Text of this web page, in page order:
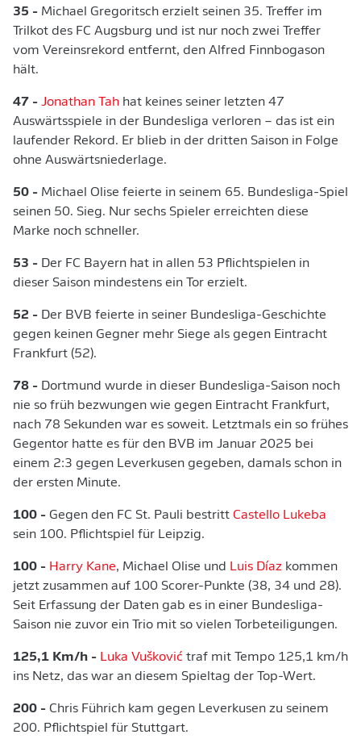
35 - Michael Gregoritsch erzielt seinen 35. Treffer im
Trilkot des FC Augsburg und ist nur noch zwei Treffer
vom Vereinsrekord entfernt, den Alfred Finnbogason
hält.
47 - Jonathan Tah hat keines seiner letzten 47
Auswärtsspiele in der Bundesliga verloren – das ist ein
laufender Rekord. Er blieb in der dritten Saison in Folge
ohne Auswärtsniederlage.
50 - Michael Olise feierte in seinem 65. Bundesliga-Spiel
seinen 50. Sieg. Nur sechs Spieler erreichten diese
Marke noch schneller.
53 - Der FC Bayern hat in allen 53 Pflichtspielen in
dieser Saison mindestens ein Tor erzielt.
52 - Der BVB feierte in seiner Bundesliga-Geschichte
gegen keinen Gegner mehr Siege als gegen Eintracht
Frankfurt (52).
78 - Dortmund wurde in dieser Bundesliga-Saison noch
nie so früh bezwungen wie gegen Eintracht Frankfurt,
nach 78 Sekunden war es soweit. Letztmals ein so frühes
Gegentor hatte es für den BVB im Januar 2025 bei
einem 2:3 gegen Leverkusen gegeben, damals schon in
der ersten Minute.
100 - Gegen den FC St. Pauli bestritt Castello Lukeba
sein 100. Pflichtspiel für Leipzig.
100 - Harry Kane, Michael Olise und Luis Díaz kommen
jetzt zusammen auf 100 Scorer-Punkte (38, 34 und 28).
Seit Erfassung der Daten gab es in einer Bundesliga-
Saison nie zuvor ein Trio mit so vielen Torbeteiligungen.
125,1 Km/h - Luka Vušković traf mit Tempo 125,1 km/h
ins Netz, das war an diesem Spieltag der Top-Wert.
200 - Chris Führich kam gegen Leverkusen zu seinem
200. Pflichtspiel für Stuttgart.